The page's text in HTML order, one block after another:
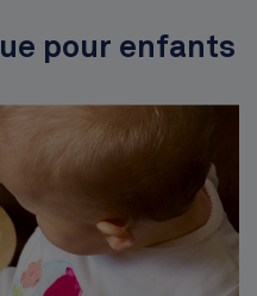
pour enfants